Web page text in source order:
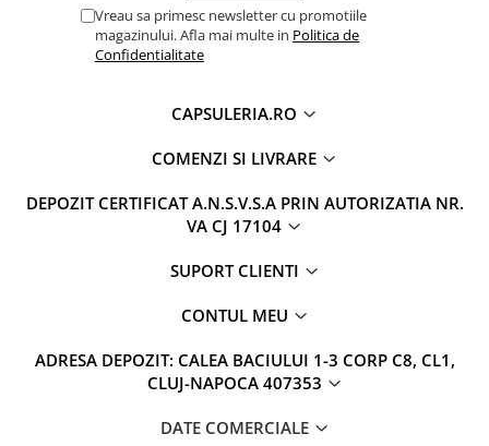
Vreau sa primesc newsletter cu promotiile
magazinului. Afla mai multe in Politica de
Confidentialitate
CAPSULERIA.RO
COMENZI SI LIVRARE
DEPOZIT CERTIFICAT A.N.S.V.S.A PRIN AUTORIZATIA NR.
VA CJ 17104
SUPORT CLIENTI
CONTUL MEU
ADRESA DEPOZIT: CALEA BACIULUI 1-3 CORP C8, CL1,
CLUJ-NAPOCA 407353
DATE COMERCIALE